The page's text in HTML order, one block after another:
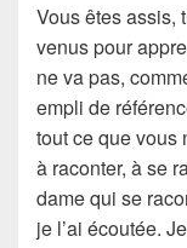
Vous êtes assis,
venus pour
ne va pas,
empli de
tout ce que vous
à raconter, à se
dame qui se
je l’ai écoutée.